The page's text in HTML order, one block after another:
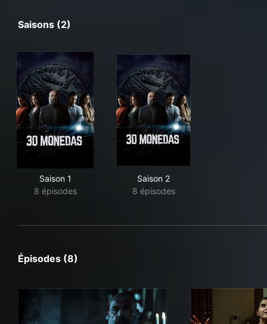
Saisons (2)
Saison 1
8 épisodes
Saison 2
8 épisodes
Épisodes (8)